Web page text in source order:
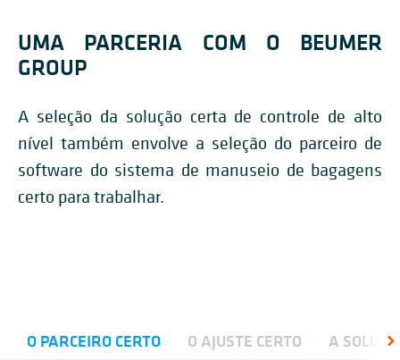
UMA PARCERIA COM O BEUMER
GROUP
A seleção da solução certa de controle de alto
nível também envolve a seleção do parceiro de
software do sistema de manuseio de bagagens
certo para trabalhar.
O PARCEIRO CERTO O AJUSTE CERTO A